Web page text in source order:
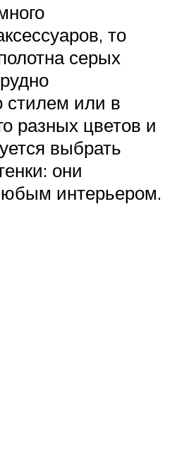
то
серых
стилем или в
разных цветов и
выбрать
они
интерьером.